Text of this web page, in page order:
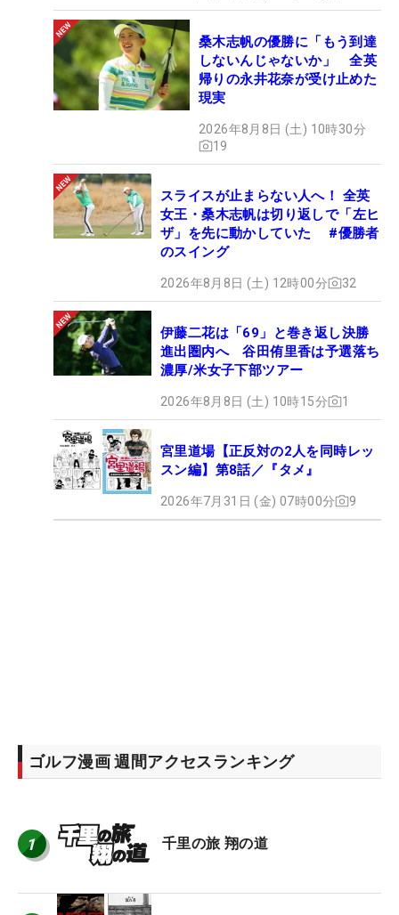
桑木志帆の優勝に「もう到達
しないんじゃないか」 全英
帰りの永井花奈が受け止めた
現実
2026年8月8日 (土) 10時30分
19
スライスが止まらない人へ！ 全英
女王・桑木志帆は切り返しで「左ヒ
ザ」を先に動かしていた #優勝者
のスイング
2026年8月8日 (土) 12時00分 32
伊藤二花は「69」と巻き返し決勝
進出圏内へ 谷田侑里香は予選落ち
濃厚/米女子下部ツアー
2026年8月8日 (土) 10時15分 1
宮里道場【正反対の2人を同時レッ
スン編】第8話／『タメ』
2026年7月31日 (金) 07時00分 9
ゴルフ漫画 週間アクセスランキング
1 千里の旅 翔の道